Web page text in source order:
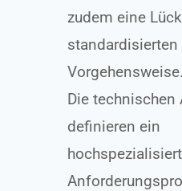
zudem eine
standardisierten
Vorgehensweise.
Die technischen
definieren ein